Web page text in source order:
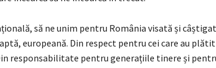
să ne unim pentru România visată și
europeană. Din respect pentru cei care au
responsabilitate pentru generațiile tinere și